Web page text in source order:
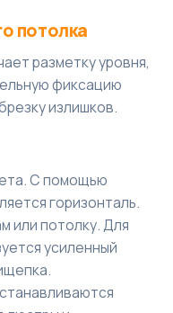
потолка
разметку уровня,
фиксацию
излишков.
С помощью
горизонталь.
или потолку. Для
усиленный